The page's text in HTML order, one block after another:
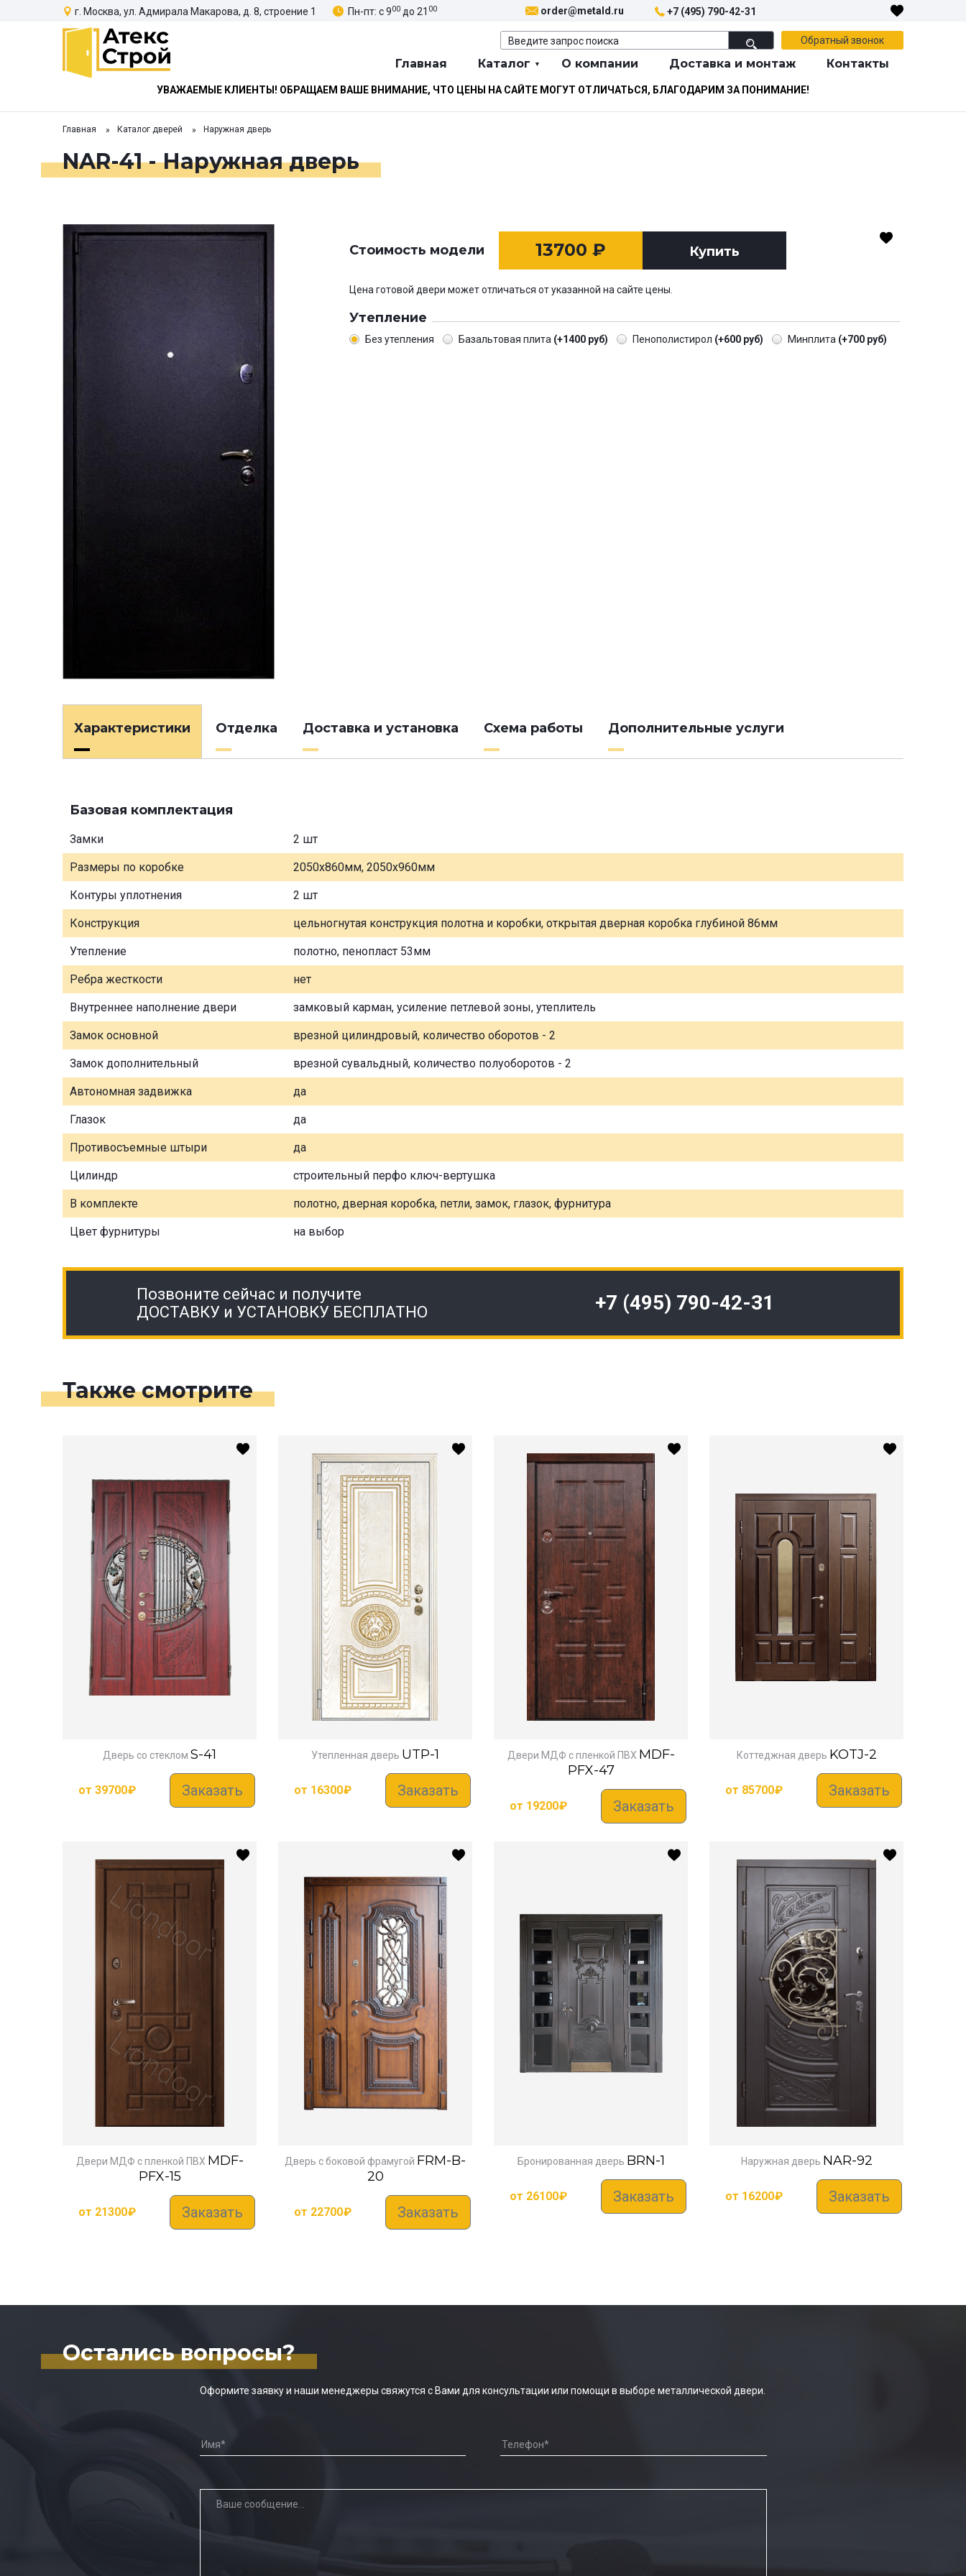
г. Москва, ул. Адмирала Макарова, д. 8, строение 1 Пн-пт: с 900 до 21 00 order@metald.ru +7 (495) 790-42-31
Обратный звонок
Главная Каталог О компании Доставка и монтаж Контакты
УВАЖАЕМЫЕ КЛИЕНТЫ! ОБРАЩАЕМ ВАШЕ ВНИМАНИЕ, ЧТО ЦЕНЫ НА САЙТЕ МОГУТ ОТЛИЧАТЬСЯ, БЛАГОДАРИМ ЗА ПОНИМАНИЕ!
Главная Каталог дверей Наружная дверь
NAR-41 - Наружная дверь
Стоимость модели 13700 ₽ Купить
Цена готовой двери может отличаться от указанной на сайте цены.
Утепление
Без утепления Базальтовая плита (+1400 руб) Пенополистирол (+600 руб) Минплита (+700 руб)
Характеристики Отделка Доставка и установка Схема работы Дополнительные услуги
Базовая комплектация
Замки 2 шт
Размеры по коробке 2050х860мм, 2050х960мм
Контуры уплотнения 2 шт
Конструкция цельногнутая конструкция полотна и коробки, открытая дверная коробка глубиной 86мм
Утепление полотно, пенопласт 53мм
Ребра жесткости нет
Внутреннее наполнение двери замковый карман, усиление петлевой зоны, утеплитель
Замок основной врезной цилиндровый, количество оборотов - 2
Замок дополнительный врезной сувальдный, количество полуоборотов - 2
Автономная задвижка да
Глазок да
Противосъемные штыри да
Цилиндр строительный перфо ключ-вертушка
В комплекте полотно, дверная коробка, петли, замок, глазок, фурнитура
Цвет фурнитуры на выбор
Позвоните сейчас и получите
ДОСТАВКУ и УСТАНОВКУ БЕСПЛАТНО
+7 (495) 790-42-31
Также смотрите
Дверь со стеклом S-41
от 39700₽ Заказать
Утепленная дверь UTP-1
от 16300₽ Заказать
Двери МДФ с пленкой ПВХ MDF-
PFX-47
от 19200₽ Заказать
Коттеджная дверь KOTJ-2
от 85700₽ Заказать
Двери МДФ с пленкой ПВХ MDF-
PFX-15
от 21300₽ Заказать
Дверь с боковой фрамугой FRM-B-
20
от 22700₽ Заказать
Бронированная дверь BRN-1
от 26100₽ Заказать
Наружная дверь NAR-92
от 16200₽ Заказать
Остались вопросы?
Оформите заявку и наши менеджеры свяжутся с Вами для консультации или помощи в выборе металлической двери.